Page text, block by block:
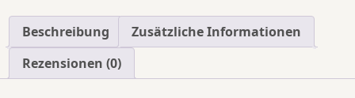
Personen
klappbar
platzsparend
bequem
Beschreibung
Zusätzliche Informationen
Rezensionen (0)